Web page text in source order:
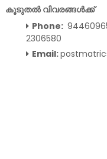
കൂടുതൽ വിവരങ്ങൾക്ക്
Phone:
2306580
Email: